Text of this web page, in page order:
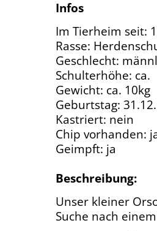
Infos
Im Tierheim seit:
Rasse:
Geschlecht:
Schulterhöhe: ca.
Gewicht: ca. 10kg
Geburtstag:
Kastriert: nein
Chip vorhanden:
Geimpft: ja
Beschreibung:
Unser kleiner
Suche nach